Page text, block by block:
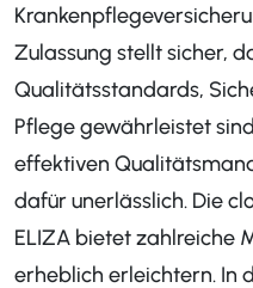
Zulassung stellt sicher,
Qualitätsstandards,
Pflege gewährleistet
effektiven
dafür unerlässlich. Die
ELIZA bietet zahlreiche
erheblich erleichtern. In